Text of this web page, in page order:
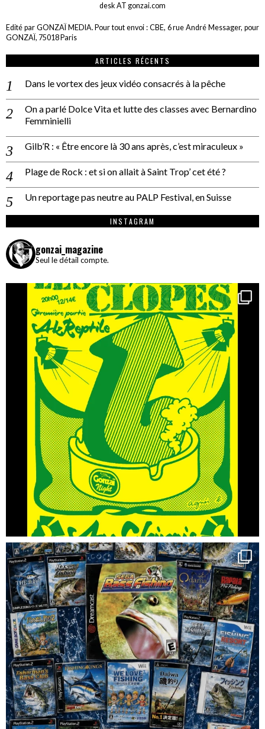
desk AT gonzai.com
Edité par GONZAÏ MEDIA. Pour tout envoi : CBE, 6 rue André Messager, pour
GONZAÏ, 75018 Paris
ARTICLES RÉCENTS
Dans le vortex des jeux vidéo consacrés à la pêche
On a parlé Dolce Vita et lutte des classes avec Bernardino
Femminielli
Gilb’R : « Être encore là 30 ans après, c’est miraculeux »
Plage de Rock : et si on allait à Saint Trop’ cet été ?
Un reportage pas neutre au PALP Festival, en Suisse
INSTAGRAM
gonzai_magazine
Seul le détail compte.